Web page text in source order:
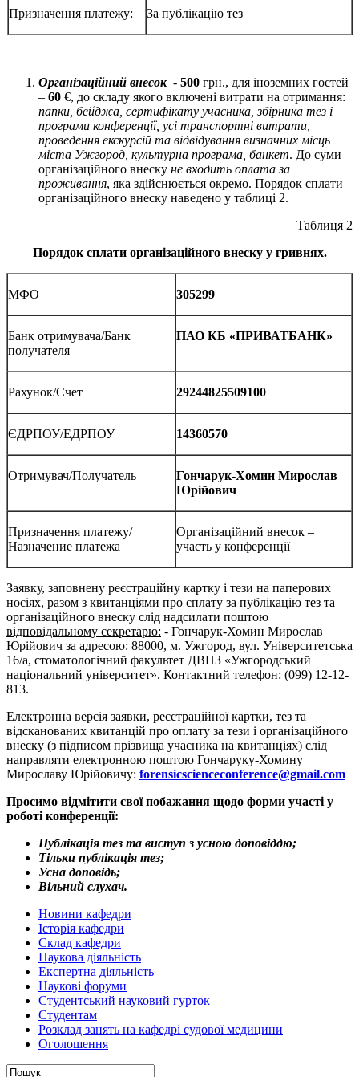
Призначення платежу: За публікацію тез
Організаційний внесок- 500 грн., для іноземних гостей
– 60 €, до складу якого включені витрати на отримання:
папки, бейджа, сертифікату учасника, збірника тез і
програми конференції, усі транспортні витрати,
проведення екскурсій та відвідування визначних місць
міста Ужгород, культурна програма, банкет. До суми
організаційного внеску не входить оплата за
проживання, яка здійснюється окремо. Порядок сплати
організаційного внеску наведено у таблиці 2.
Таблиця 2
Порядок сплати організаційного внеску у гривнях.
МФО 305299
Банк отримувача/Банк
получателя
ПАО КБ «ПРИВАТБАНК»
Рахунок/Счет 29244825509100
ЄДРПОУ/ЕДРПОУ 14360570
Отримувач/Получатель
Гончарук-Хомин Мирослав
Юрійович
Призначення платежу/
Назначение платежа
Організаційний внесок –
участь у конференції
Заявку, заповнену реєстраційну картку і тези на паперових
носіях, разом з квитанціями про сплату за публікацію тез та
організаційного внеску слід надсилати поштою
відповідальному секретарю: - Гончарук-Хомин Мирослав
Юрійович за адресою: 88000, м. Ужгород, вул. Університетська
16/а, стоматологічний факультет ДВНЗ «Ужгородський
національний університет». Контактний телефон: (099) 12-12-
813.
Електронна версія заявки, реєстраційної картки, тез та
відсканованих квитанцій про оплату за тези і організаційного
внеску (з підписом прізвища учасника на квитанціях) слід
направляти електронною поштою Гончаруку-Хомину
Мирославу Юрійовичу: forensicscienceconference@gmail.com
Просимо відмітити свої побажання щодо форми участі у
роботі конференції:
Публікація тез та виступ з усною доповіддю;
Тільки публікація тез;
Усна доповідь;
Вільний слухач.
Новини кафедри
Історія кафедри
Склад кафедри
Наукова діяльність
Експертна діяльність
Наукові форуми
Студентський науковий гурток
Студентам
Розклад занять на кафедрі судової медицини
Оголошення